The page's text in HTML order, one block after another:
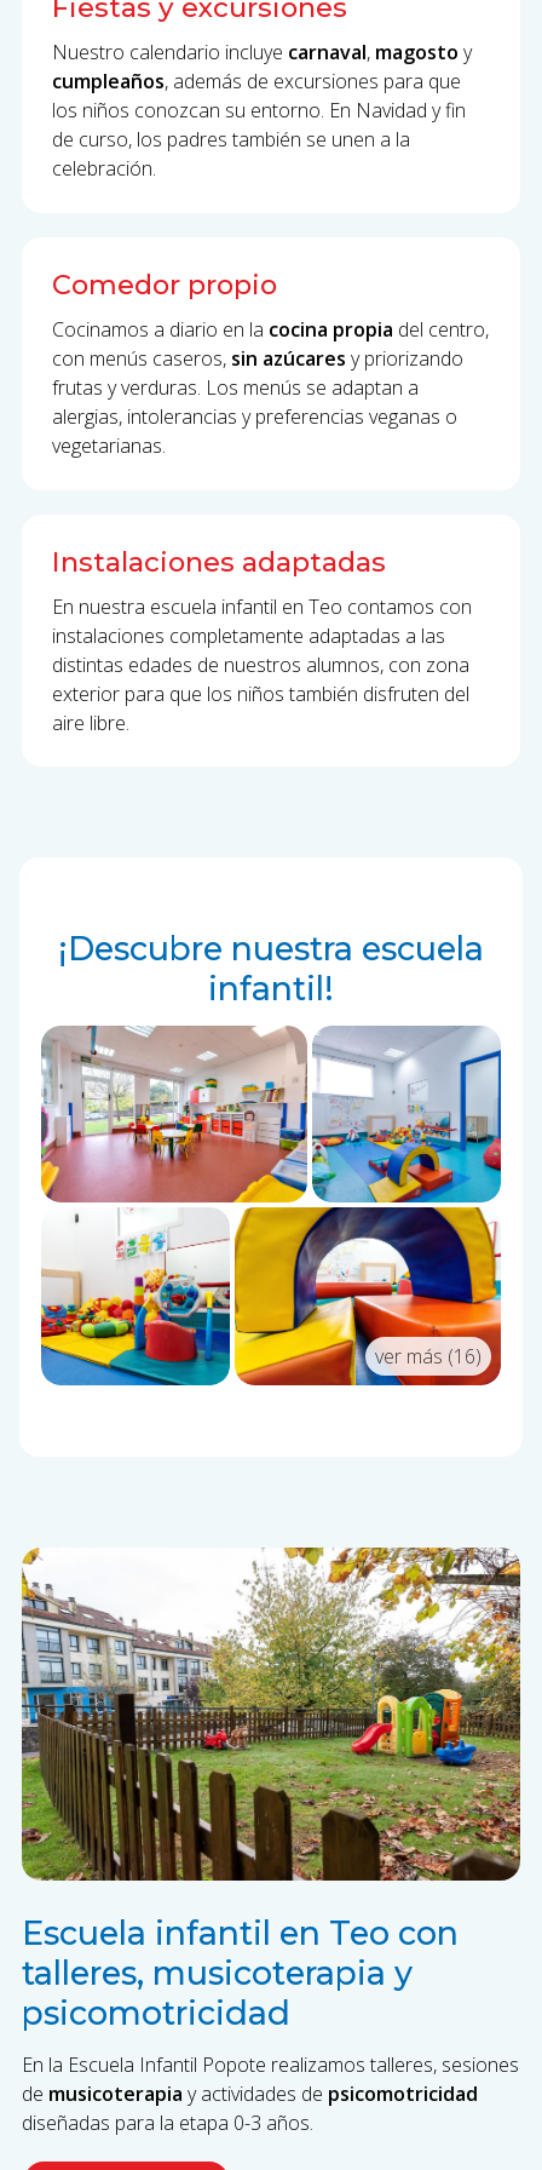
Fiestas y excursiones
Nuestro calendario incluye carnaval, magosto y
cumpleaños, además de excursiones para que
los niños conozcan su entorno. En Navidad y fin
de curso, los padres también se unen a la
celebración.
Comedor propio
Cocinamos a diario en la cocina propia del centro,
con menús caseros, sin azúcares y priorizando
frutas y verduras. Los menús se adaptan a
alergias, intolerancias y preferencias veganas o
vegetarianas.
Instalaciones adaptadas
En nuestra escuela infantil en Teo contamos con
instalaciones completamente adaptadas a las
distintas edades de nuestros alumnos, con zona
exterior para que los niños también disfruten del
aire libre.
¡Descubre nuestra escuela
infantil!
ver más (16)
Escuela infantil en Teo con
talleres, musicoterapia y
psicomotricidad
En la Escuela Infantil Popote realizamos talleres, sesiones
de musicoterapia y actividades de psicomotricidad
diseñadas para la etapa 0-3 años.